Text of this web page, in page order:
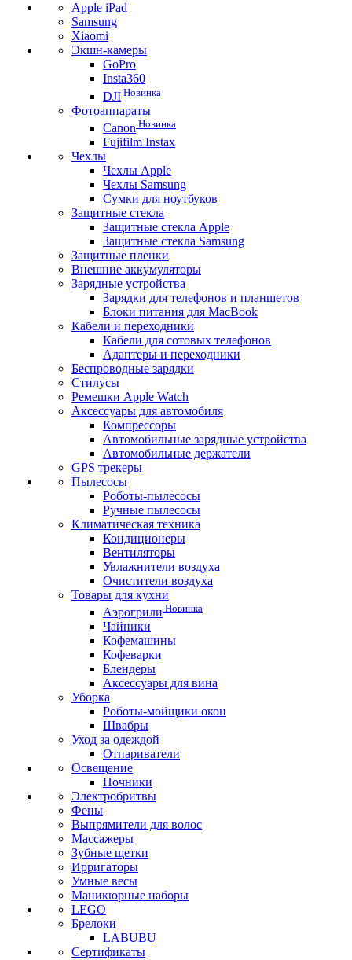
Apple iPad
Samsung
Xiaomi
Экшн-камеры
GoPro
Insta360
DJI Новинка
Фотоаппараты
Canon Новинка
Fujifilm Instax
Чехлы
Чехлы Apple
Чехлы Samsung
Сумки для ноутбуков
Защитные стекла
Защитные стекла Apple
Защитные стекла Samsung
Защитные пленки
Внешние аккумуляторы
Зарядные устройства
Зарядки для телефонов и планшетов
Блоки питания для MacBook
Кабели и переходники
Кабели для сотовых телефонов
Адаптеры и переходники
Беспроводные зарядки
Стилусы
Ремешки Apple Watch
Аксессуары для автомобиля
Компрессоры
Автомобильные зарядные устройства
Автомобильные держатели
GPS трекеры
Пылесосы
Роботы-пылесосы
Ручные пылесосы
Климатическая техника
Кондиционеры
Вентиляторы
Увлажнители воздуха
Очистители воздуха
Товары для кухни
Аэрогрили Новинка
Чайники
Кофемашины
Кофеварки
Блендеры
Аксессуары для вина
Уборка
Роботы-мойщики окон
Швабры
Уход за одеждой
Отпариватели
Освещение
Ночники
Электробритвы
Фены
Выпрямители для волос
Массажеры
Зубные щетки
Ирригаторы
Умные весы
Маникюрные наборы
LEGO
Брелоки
LABUBU
Сертификаты